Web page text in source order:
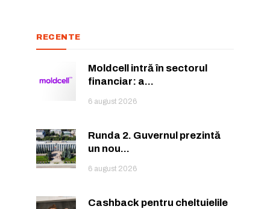
care inspiră.
care inspiră.
RECENTE
Moldcell intră în sectorul
financiar: a...
6 august 2026
Runda 2. Guvernul prezintă
un nou...
6 august 2026
Cashback pentru cheltuielile